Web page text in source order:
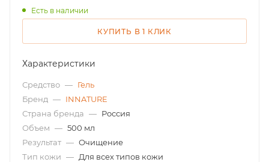
Есть в наличии
КУПИТЬ В 1 КЛИК
Характеристики
Средство — Гель
Бренд — INNATURE
Страна бренда — Россия
Объем — 500 мл
Результат — Очищение
Тип кожи — Для всех типов кожи